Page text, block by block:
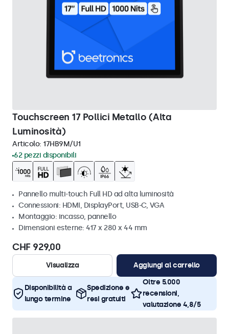
Touchscreen 17 Pollici Metallo (Alta
Luminosità)
Articolo: 17HB9M/U1
62 pezzi disponibili
Pannello multi-touch Full HD ad alta luminosità
Connessioni: HDMI, DisplayPort, USB-C, VGA
Montaggio: incasso, pannello
Dimensioni esterne: 417 x 280 x 44 mm
CHF 929,00
Visualizza Aggiungi al carrello
Disponibilità a
lungo termine
Spedizione e
resi gratuiti
Oltre 5.000
recensioni,
valutazione 4,8/5